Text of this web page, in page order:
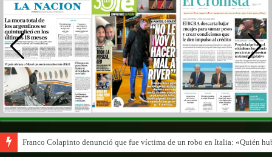
Franco Colapinto denunció que fue víctima de un robo en Italia: «Quién